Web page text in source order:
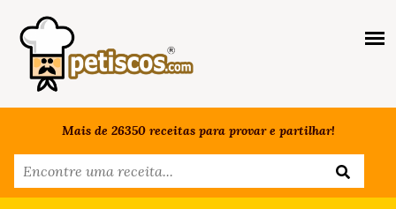
Mais de 26350 receitas para provar e partilhar!